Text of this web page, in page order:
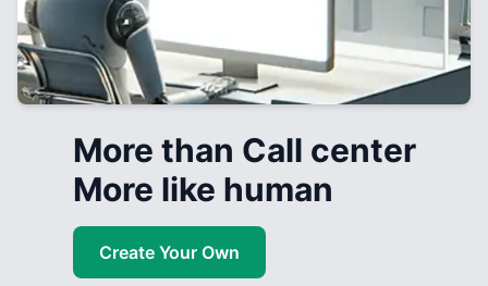
More than Call center
More like human
Create Your Own